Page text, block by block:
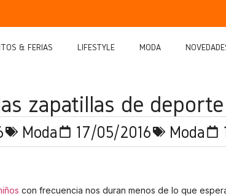
& FERIAS LIFESTYLE MODA
zapatillas de
Moda 17/05/2016 Moda
con frecuencia nos duran menos de lo que